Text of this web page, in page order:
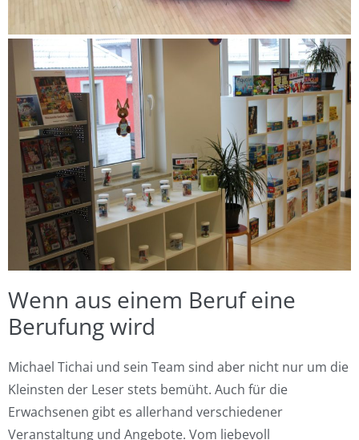
Wenn aus einem Beruf eine
Berufung wird
Michael Tichai und sein Team sind aber nicht nur um die
Kleinsten der Leser stets bemüht. Auch für die
Erwachsenen gibt es allerhand verschiedener
Veranstaltung und Angebote. Vom liebevoll